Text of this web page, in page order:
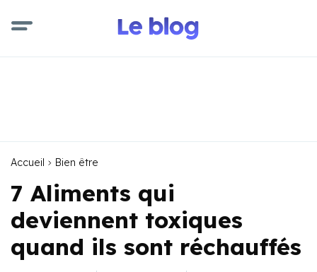
Accueil Bien être
7 Aliments qui
deviennent toxiques
quand ils sont réchauffés